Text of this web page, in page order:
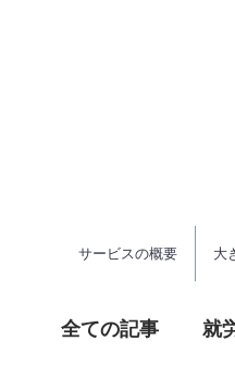
サービスの概要 大
全ての記事 就